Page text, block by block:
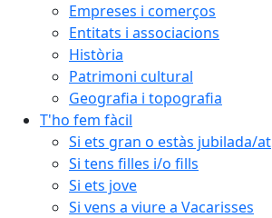
Empreses i comerços
Entitats i associacions
Història
Patrimoni cultural
Geografia i topografia
T'ho fem fàcil
Si ets gran o estàs jubilada/at
Si tens filles i/o fills
Si ets jove
Si vens a viure a Vacarisses